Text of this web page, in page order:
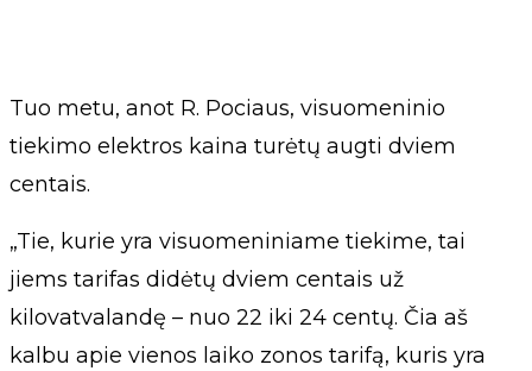
Tuo metu, anot R. Pociaus, visuomeninio
tiekimo elektros kaina turėtų augti dviem
centais.
„Tie, kurie yra visuomeniniame tiekime, tai
jiems tarifas didėtų dviem centais už
kilovatvalandę – nuo 22 iki 24 centų. Čia aš
kalbu apie vienos laiko zonos tarifą, kuris yra